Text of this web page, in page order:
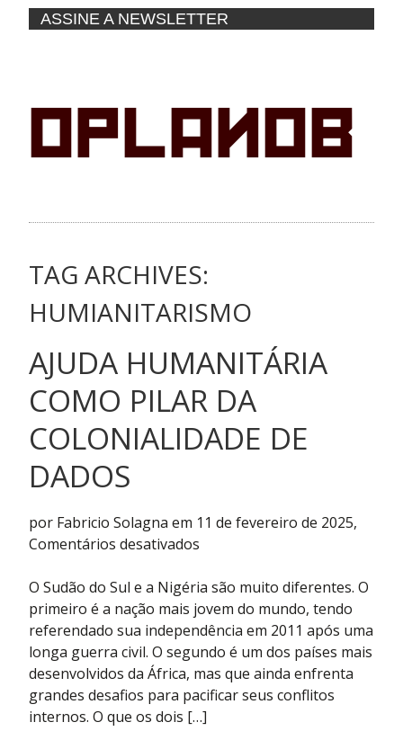
ASSINE A NEWSLETTER
TAG ARCHIVES:
HUMIANITARISMO
AJUDA HUMANITÁRIA
COMO PILAR DA
COLONIALIDADE DE
DADOS
por Fabricio Solagna em 11 de fevereiro de 2025,
Comentários desativados
humanitária
como
pilar
da
colonialidade
de
dados
O Sudão do Sul e a Nigéria são muito diferentes. O
primeiro é a nação mais jovem do mundo, tendo
referendado sua independência em 2011 após uma
longa guerra civil. O segundo é um dos países mais
desenvolvidos da África, mas que ainda enfrenta
grandes desafios para pacificar seus conflitos
internos. O que os dois […]